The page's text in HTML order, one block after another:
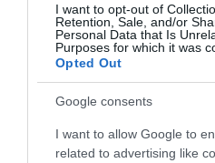
I want to opt-out of
Retention, Sale, and/or
Personal Data that Is
Purposes for which it was
Opted Out
Google consents
I want to allow Google to
related to advertising like
magánszemély…